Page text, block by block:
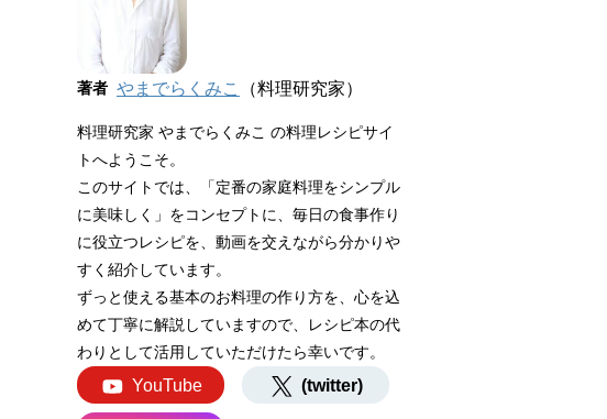
著者 やまでらくみこ （料理研究家）
料理研究家 やまでらくみこ の料理レシピサイ
トへようこそ。
このサイトでは、「定番の家庭料理をシンプル
に美味しく」をコンセプトに、毎日の食事作り
に役立つレシピを、動画を交えながら分かりや
すく紹介しています。
ずっと使える基本のお料理の作り方を、心を込
めて丁寧に解説していますので、レシピ本の代
わりとして活用していただけたら幸いです。
YouTube (twitter)